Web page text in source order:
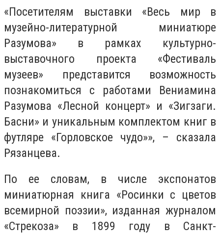
«Посетителям выставки «Весь мир в
музейно-литературной миниатюре
Разумова» в рамках культурно-
выставочного проекта «Фестиваль
музеев» представится возможность
познакомиться с работами Вениамина
Разумова «Лесной концерт» и «Зигзаги.
Басни» и уникальным комплектом книг в
футляре «Горловское чудо»», – сказала
Рязанцева.
По ее словам, в числе экспонатов
миниатюрная книга «Росинки с цветов
всемирной поэзии», изданная журналом
«Стрекоза» в 1899 году в Санкт-